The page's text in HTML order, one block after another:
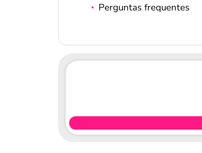
Perguntas frequentes